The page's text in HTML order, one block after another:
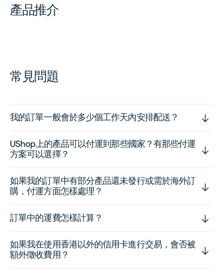
產品推介
常見問題
我的訂單一般會於多少個工作天內安排配送？
UShop上的產品可以付運到那些國家？有那些付運
方案可以選擇？
如果我的訂單中有部分產品還未發行或需於海外訂
購，付運方面怎樣處理？
訂單中的運費怎樣計算？
如果我在使用香港以外的信用卡進行交易，會否被
額外徵收費用？